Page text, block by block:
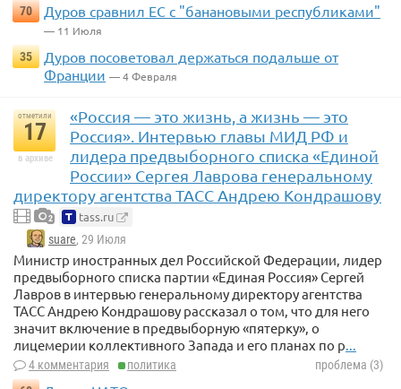
70
Дуров сравнил ЕС с "банановыми республиками"
— 11 Июля
35
Дуров посоветовал держаться подальше от
Франции — 4 Февраля
отметили
17
в архиве
«Россия — это жизнь, а жизнь — это
Россия». Интервью главы МИД РФ и
лидера предвыборного списка «Единой
России» Сергея Лаврова генеральному
директору агентства ТАСС Андрею Кондрашову
2 tass.ru
suare, 29 Июля
Министр иностранных дел Российской Федерации, лидер
предвыборного списка партии «Единая Россия» Сергей
Лавров в интервью генеральному директору агентства
ТАСС Андрею Кондрашову рассказал о том, что для него
значит включение в предвыборную «пятерку», о
лицемерии коллективного Запада и его планах по р...
4 комментария политика
проблема (3)